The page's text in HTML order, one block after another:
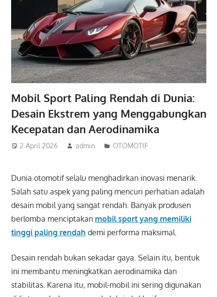
Mobil Sport Paling Rendah di Dunia:
Desain Ekstrem yang Menggabungkan
Kecepatan dan Aerodinamika
2 April 2026 admin OTOMOTIF
Dunia otomotif selalu menghadirkan inovasi menarik.
Salah satu aspek yang paling mencuri perhatian adalah
desain mobil yang sangat rendah. Banyak produsen
berlomba menciptakan mobil sport yang memiliki
tinggi paling rendah demi performa maksimal.
Desain rendah bukan sekadar gaya. Selain itu, bentuk
ini membantu meningkatkan aerodinamika dan
stabilitas. Karena itu, mobil-mobil ini sering digunakan